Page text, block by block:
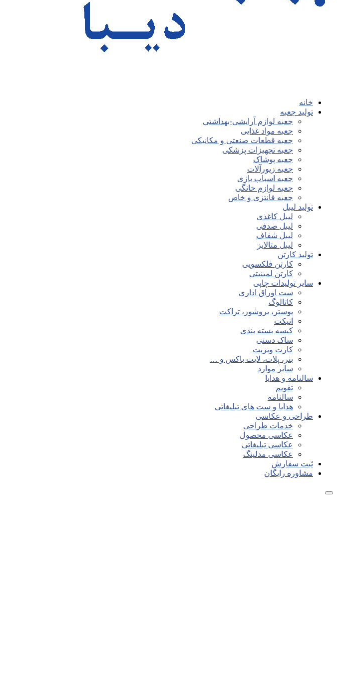
خانه
تولید جعبه
جعبه لوازم آرایشی-بهداشتی
جعبه مواد غذایی
جعبه قطعات صنعتی و مکانیکی
جعبه تجهیزات پزشکی
جعبه پوشاک
جعبه زیورآلات
جعبه اسباب بازی
جعبه لوازم خانگی
جعبه فانتزی و خاص
تولید لیبل
لیبل کاغذی
لیبل صدفی
لیبل شفاف
لیبل متالایز
تولید کارتن
کارتن فلکسویی
کارتن لمینیتی
سایر تولیدات چاپی
ست اوراق اداری
کاتالوگ
پوستر، بروشور، تراکت
اتیکت
کیسه بسته بندی
ساک دستی
کارت ویزیت
بنر، پلات، لایت باکس و …
سایر موارد
سالنامه و هدایا
تقویم
سالنامه
هدایا و ست های تبلیغاتی
طراحی و عکاسی
خدمات طراحی
عکاسی محصول
عکاسی تبلیغاتی
عکاسی مدلینگ
ثبت سفارش
مشاوره رایگان